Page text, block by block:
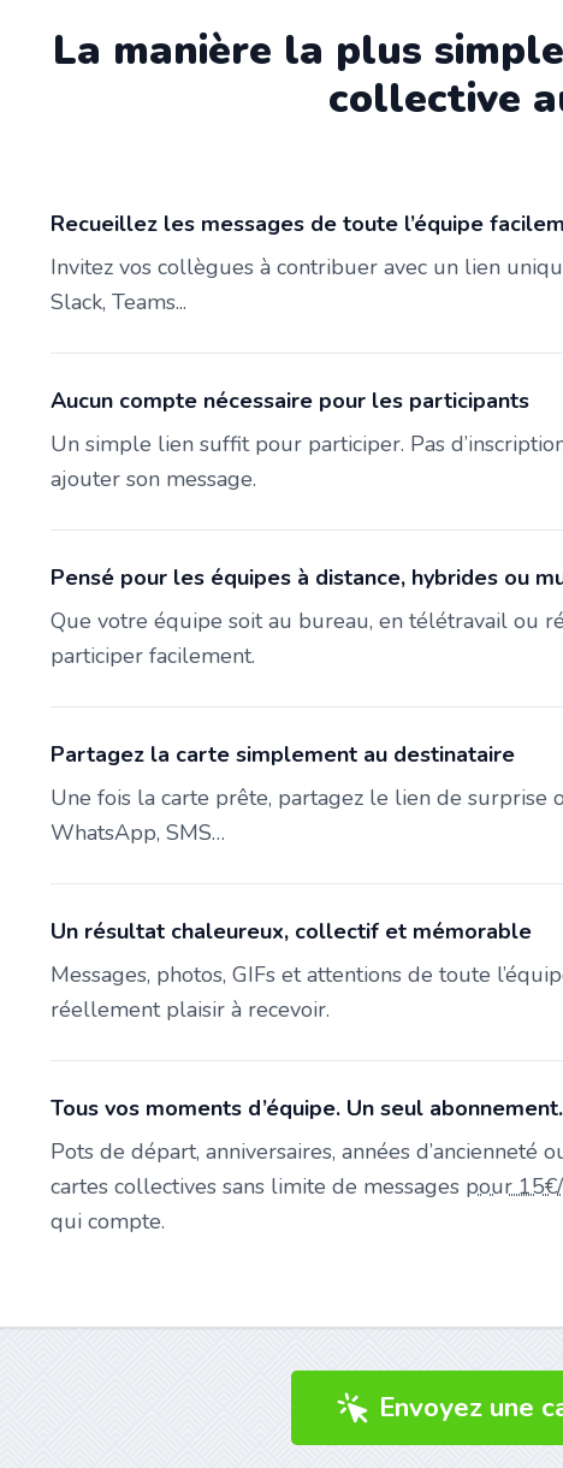
La manière la plus
collective
Recueillez les messages de toute l’équipe
Invitez vos collègues à contribuer avec un lien
Slack, Teams...
Aucun compte nécessaire pour les participants
Un simple lien suffit pour participer. Pas
ajouter son message.
Pensé pour les équipes à distance, hybrides ou
Que votre équipe soit au bureau, en télétravail ou
participer facilement.
Partagez la carte simplement au destinataire
Une fois la carte prête, partagez le lien de surprise
WhatsApp, SMS…
Un résultat chaleureux, collectif et mémorable
Messages, photos, GIFs et attentions de toute
réellement plaisir à recevoir.
Tous vos moments d’équipe. Un seul abonnement.
Pots de départ, anniversaires, années d’ancienneté
cartes collectives sans limite de messages pour
qui compte.
Envoyez une